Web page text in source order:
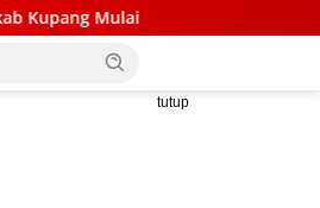
Camat Kupang Barat dan
tutup